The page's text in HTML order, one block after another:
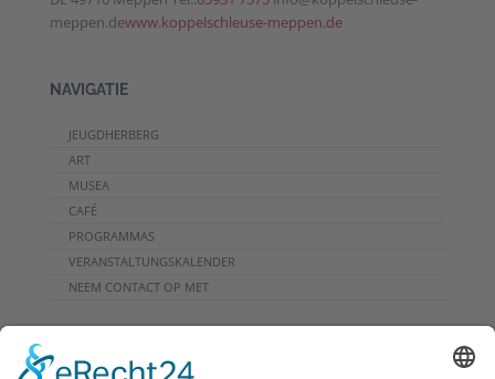
meppen.dewww.koppelschleuse-meppen.de
NAVIGATIE
JEUGDHERBERG
ART
MUSEA
CAFÉ
PROGRAMMAS
VERANSTALTUNGSKALENDER
NEEM CONTACT OP MET